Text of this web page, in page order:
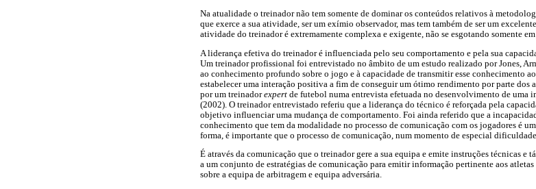
Na atualidade o treinador não tem somente de dominar os conteúdos relativos à
que exerce a sua atividade, ser um exímio observador, mas tem também de ser um
atividade do treinador é extremamente complexa e exigente, não se esgotando somente
A liderança efetiva do treinador é influenciada pelo seu comportamento e pela sua
Um treinador profissional foi entrevistado no âmbito de um estudo realizado por Jones,
ao conhecimento profundo sobre o jogo e à capacidade de transmitir esse conhecimento
estabelecer uma interação positiva a fim de conseguir um ótimo rendimento por parte dos
por um treinadorexpert de futebol numa entrevista efetuada no desenvolvimento de uma
(2002). O treinador entrevistado referiu que a liderança do técnico é reforçada pela
objetivo influenciar uma mudança de comportamento. Foi ainda referido que a
conhecimento que tem da modalidade no processo de comunicação com os jogadores é
forma, é importante que o processo de comunicação, num momento de especial
É através da comunicação que o treinador gere a sua equipa e emite instruções técnicas
a um conjunto de estratégias de comunicação para emitir informação pertinente aos
sobre a equipa de arbitragem e equipa adversária.